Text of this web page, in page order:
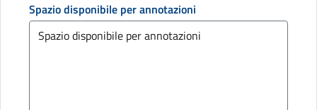
Spazio disponibile per annotazioni